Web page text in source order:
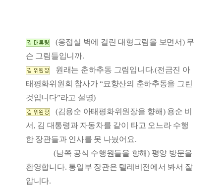
(응접실 벽에 걸린 대형그림을 보면서) 무
슨 그림들입니까.
원래는 춘하추동 그림입니다.(전금진 아
태평화위원회 참사가 “묘향산의 춘하추동을 그린
것입니다”라고 설명)
(김용순 아태평화위원장을 향해) 용순 비
서, 김 대통령과 자동차를 같이 타고 오느라 수행
한 장관들과 인사를 못 나눴어요.
(남쪽 공식 수행원들을 향해) 평양 방문을
환영합니다. 통일부 장관은 텔레비전에서 봐서 잘
압니다.